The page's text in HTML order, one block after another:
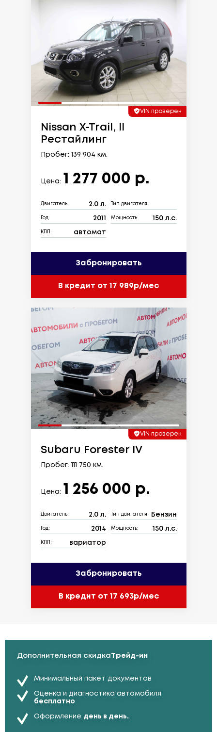
VIN проверен
Nissan X-Trail, II
Рестайлинг
Пробег: 139 904 км.
Цена: 1 277 000 р.
Двигатель: 2.0 л. Тип двигателя:
Год: 2011 Мощность: 150 л.с.
КПП: автомат
Забронировать
В кредит от 17 989р/мес
VIN проверен
Subaru Forester IV
Пробег: 111 750 км.
Цена: 1 256 000 р.
Двигатель: 2.0 л. Тип двигателя: Бензин
Год: 2014 Мощность: 150 л.с.
КПП: вариатор
Забронировать
В кредит от 17 693р/мес
Дополнительная скидкаТрейд-ин
Минимальный пакет документов
Оценка и диагностика автомобиля
бесплатно
Оформление день в день.